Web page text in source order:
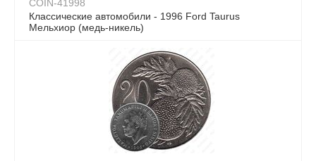
COIN-41998
Классические автомобили - 1996 Ford Taurus
Мельхиор (медь-никель)